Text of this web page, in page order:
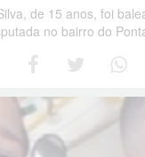
de 15 anos, foi
no bairro do